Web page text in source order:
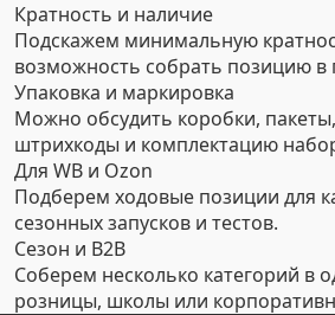
Кратность и наличие
Подскажем минимальную
возможность собрать позицию в
Упаковка и маркировка
Можно обсудить коробки,
штрихкоды и комплектацию
Для WB и Ozon
Подберем ходовые позиции для
сезонных запусков и тестов.
Сезон и B2B
Соберем несколько категорий в
розницы, школы или